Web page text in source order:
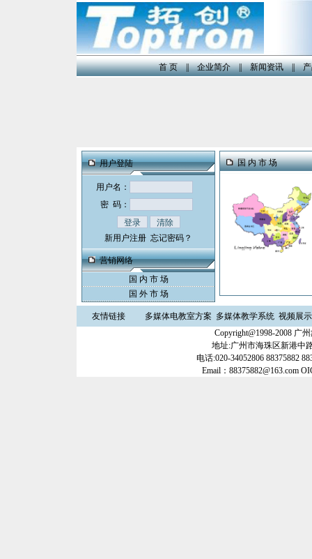
首 页||企业简介||新闻资讯||
用户登陆
用户名：
密 码：
新用户注册 忘记密码？
营销网络
国 内 市 场
国 外 市 场
国 内 市 场
友情链接 多媒体电教室方案 多媒体教学系统 视频展
Copyright@1998-2008 广
地址:广州市海珠区新港中
电话:020-34052806 88375882
Email：88375882@163.com